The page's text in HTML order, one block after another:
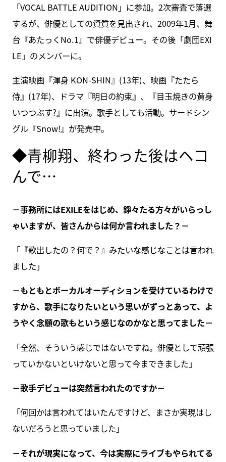
「VOCAL BATTLE AUDITION」に参加。2次審査で落選
するが、俳優としての資質を見出され、2009年1月、舞
台『あたっくNo.1』で俳優デビュー。その後「劇団EXI
LE」のメンバーに。
主演映画『渾身 KON-SHIN』(13年)、映画『たたら
侍』(17年)、ドラマ『明日の約束』、『目玉焼きの黄身
いつつぶす?』に出演。歌手としても活動。サードシン
グル『Snow!』が発売中。
◆青柳翔、終わった後はヘコ
んで…
－事務所にはEXILEをはじめ、錚々たる方々がいらっし
ゃいますが、皆さんからは何か言われました？－
「『歌出したの？何で？』みたいな感じなことは言われ
ました」
－もともとボーカルオーディションを受けているわけで
すから、歌手になりたいという思いがずっとあって、よ
うやく念願の歌もという感じなのかなと思ってました－
「全然、そういう感じではないですね。俳優として頑張
っていかないといけないと思って今まできました」
－歌手デビューは突然言われたのですか－
「何回かは言われてはいたんですけど、まさか実現はし
ないだろうと思っていました」
－それが現実になって、今は実際にライブもやられてる